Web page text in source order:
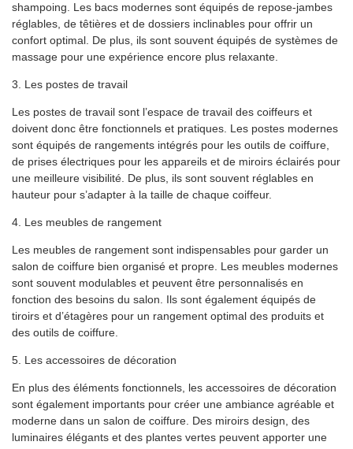
shampoing. Les bacs modernes sont équipés de repose-jambes
réglables, de têtières et de dossiers inclinables pour offrir un
confort optimal. De plus, ils sont souvent équipés de systèmes de
massage pour une expérience encore plus relaxante.
3. Les postes de travail
Les postes de travail sont l’espace de travail des coiffeurs et
doivent donc être fonctionnels et pratiques. Les postes modernes
sont équipés de rangements intégrés pour les outils de coiffure,
de prises électriques pour les appareils et de miroirs éclairés pour
une meilleure visibilité. De plus, ils sont souvent réglables en
hauteur pour s’adapter à la taille de chaque coiffeur.
4. Les meubles de rangement
Les meubles de rangement sont indispensables pour garder un
salon de coiffure bien organisé et propre. Les meubles modernes
sont souvent modulables et peuvent être personnalisés en
fonction des besoins du salon. Ils sont également équipés de
tiroirs et d’étagères pour un rangement optimal des produits et
des outils de coiffure.
5. Les accessoires de décoration
En plus des éléments fonctionnels, les accessoires de décoration
sont également importants pour créer une ambiance agréable et
moderne dans un salon de coiffure. Des miroirs design, des
luminaires élégants et des plantes vertes peuvent apporter une